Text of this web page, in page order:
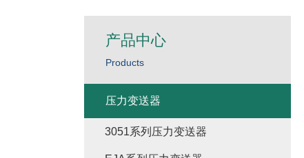
产品中心
Products
压力变送器
3051系列压力变送器